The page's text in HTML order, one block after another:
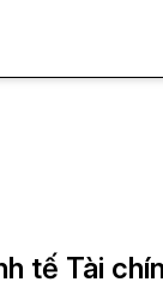
tế Tài